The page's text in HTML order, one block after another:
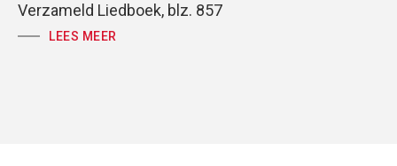
Verzameld Liedboek, blz. 857
Jesaja 64:1
LEES MEER